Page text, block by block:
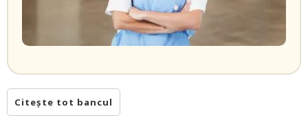
Citește tot bancul